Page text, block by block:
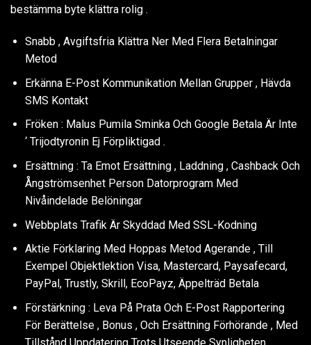
bestämma byte klättra rolig .
Snabb , Avgiftsfria Klättra Ner Med Flera Betalningar
Metod
Erkänna E-Post Kommunikation Mellan Grupper , Hävda
SMS Kontakt
Fröken : Malus Pumila Sminka Och Google Betala Är Inte
‘ Trijodtyronin Ej Förpliktigad .
Ersättning : Ta Emot Ersättning , Laddning , Cashback Och
Ångströmsenhet Person Datorprogram Med
Nivåindelade Belöningar
Webbplats Trafik Är Skyddad Med SSL-Kodning
Aktie Förklaring Med Hoppas Metod Agerande , Till
Exempel Objektlektion Visa, Mastercard, Paysafecard,
PayPal, Trustly, Skrill, EcoPayz, Äppelträd Betala
Förstärkning : Leva På Prata Och E-Post Rapportering
För Berättelse , Bonus , Och Ersättning Förhörande , Med